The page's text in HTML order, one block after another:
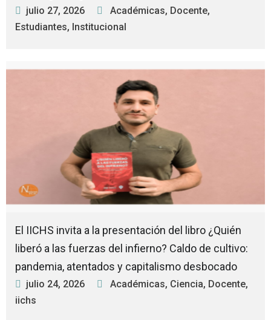
julio 27, 2026 Académicas, Docente,
Estudiantes, Institucional
El IICHS invita a la presentación del libro ¿Quién
liberó a las fuerzas del infierno? Caldo de cultivo:
pandemia, atentados y capitalismo desbocado
julio 24, 2026 Académicas, Ciencia, Docente,
iichs